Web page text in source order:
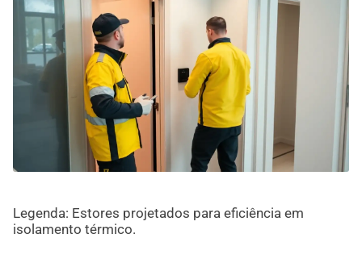
Legenda: Estores projetados para eficiência em
isolamento térmico.